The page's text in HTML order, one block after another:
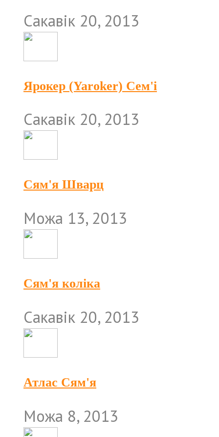
Сакавік 20, 2013
Ярокер (Yaroker) Сем'і
Сакавік 20, 2013
Сям'я Шварц
Можа 13, 2013
Сям'я коліка
Сакавік 20, 2013
Атлас Сям'я
Можа 8, 2013